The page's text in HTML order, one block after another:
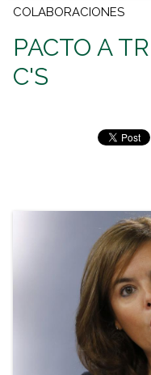
COLABORACIONES
PACTO A
C'S